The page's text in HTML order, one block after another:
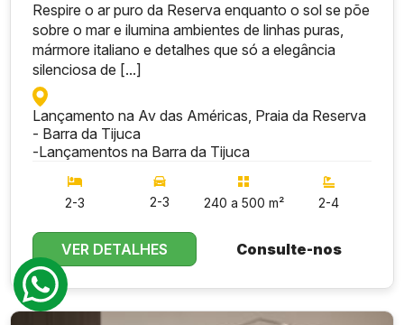
Respire o ar puro da Reserva enquanto o sol se põe
sobre o mar e ilumina ambientes de linhas puras,
mármore italiano e detalhes que só a elegância
silenciosa de [...]
Lançamento na Av das Américas, Praia da Reserva
- Barra da Tijuca
-Lançamentos na Barra da Tijuca
2-3 2-3 240 a 500 m² 2-4
VER DETALHES Consulte-nos